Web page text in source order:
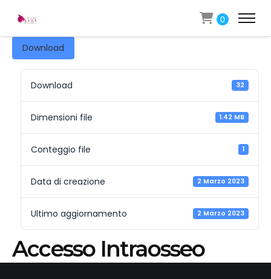
0
Download
Download 32
Dimensioni file 1.42 MB
Conteggio file 1
Data di creazione 2 Marzo 2023
Ultimo aggiornamento 2 Marzo 2023
Accesso Intraosseo